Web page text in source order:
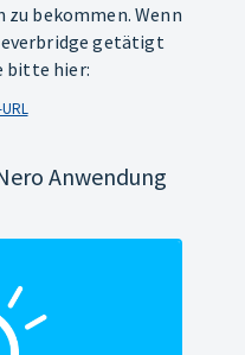
bekommen. Wenn
getätigt
bitte hier:
Anwendung